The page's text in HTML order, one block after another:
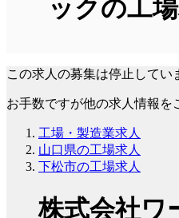
ックの工
この求人の募集は停止してい
お手数ですが他の求人情報を
工場・製造業求人
山口県の工場求人
下松市の工場求人
株式会社ワ